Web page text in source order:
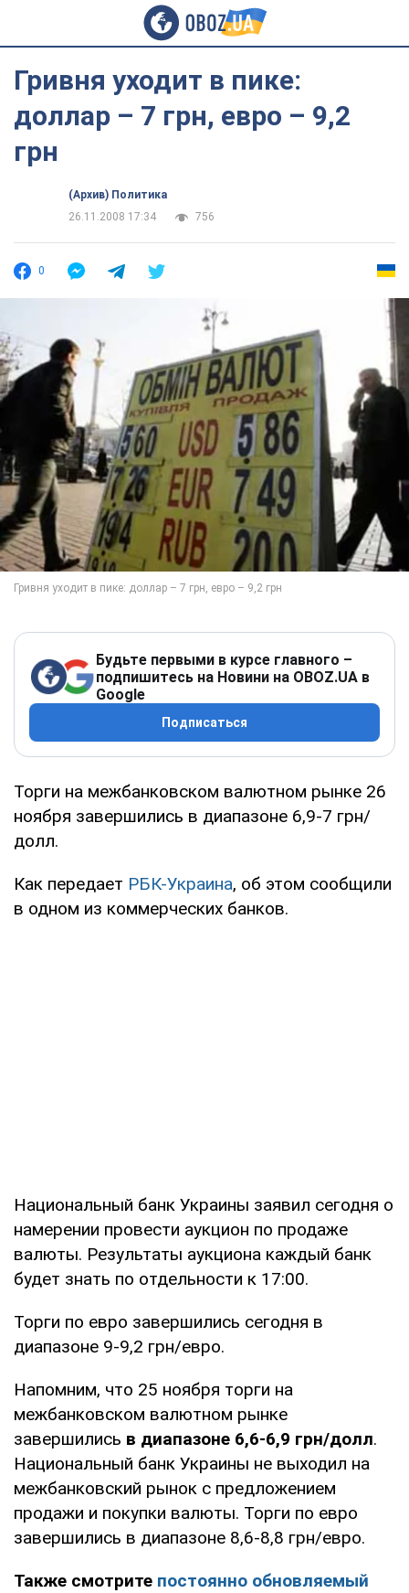
Гривня уходит в пике:
доллар – 7 грн, евро – 9,2
грн
(Архив) Политика
26.11.2008 17:34
756
0
Будьте первыми в курсе главного –
подпишитесь на Новини на OBOZ.UA в
Google
Подписаться
Торги на межбанковском валютном рынке 26
ноября завершились в диапазоне 6,9-7 грн/
долл.
Как передает РБК-Украина, об этом сообщили
в одном из коммерческих банков.
Национальный банк Украины заявил сегодня о
намерении провести аукцион по продаже
валюты. Результаты аукциона каждый банк
будет знать по отдельности к 17:00.
Торги по евро завершились сегодня в
диапазоне 9-9,2 грн/евро.
Напомним, что 25 ноября торги на
межбанковском валютном рынке
завершились в диапазоне 6,6-6,9 грн/долл.
Национальный банк Украины не выходил на
межбанковский рынок с предложением
продажи и покупки валюты. Торги по евро
завершились в диапазоне 8,6-8,8 грн/евро.
Также смотрите постоянно обновляемый